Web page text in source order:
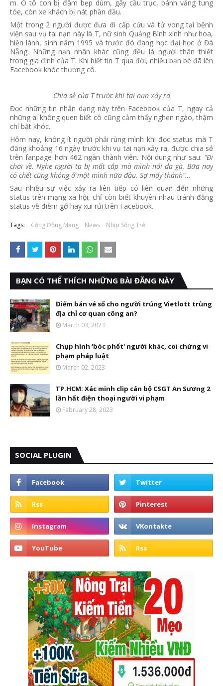
m. Ô tô con bị đâm bẹp dúm, gãy cầu trục, bánh văng tung
tóe, còn xe khách bị nát phần đầu.
Một trong 2 người được đưa đi cấp cứu và tử vong tại bệnh
viện sau vụ tai nạn này là T, nữ sinh Quảng Bình xinh như hoa,
hiền lành, sinh năm 1995 và trước đó đang học đại học ở Đà
Nẵng. Những nạn nhân khác cũng đều là người thân thiết
trong gia đình của T. Khi biết tin T qua đời, nhiều bạn bè đã lên
Facebook khóc thương cô.
Chia sẻ của T trước khi tai nạn xảy ra
Đọc những tin nhắn dạng này trên Facebook của T, ngay cả
những ai không quen biết cô cũng cảm thấy nghẹn ngào, thậm
chí bật khóc.
Hôm nay, không ít người phải rùng mình khi đọc status mà T
đăng khoảng 16 ngày trước khi vụ tai nạn xảy ra, được chia sẻ
trên fanpage hơn 462 ngàn thành viên. Nội dung như sau: “Đi
chơi về. Nghe người ta bị mất cắp mà mình nổi da gà. Bữa nay
có chết cũng không ở một mình nữa đâu. Sợ mấy thánh”…
Sau nhiều sự việc xảy ra liên tiếp có liên quan đến những
status trên mạng xã hội, chỉ còn biết khuyên nhau tránh đăng
status về điềm gở hay xui rủi trên Facebook.
Tags: Cộng Đồng Mạng News Nhịp Sống Trẻ
BẠN CÓ THỂ THÍCH NHỮNG BÀI ĐĂNG NÀY
Điểm bán vé số cho người trúng Vietlott trùng
địa chỉ cơ quan công an?
March 03, 2023
Chụp hình ‘bóc phốt' người khác, coi chừng vi
phạm pháp luật
March 02, 2023
TP.HCM: Xác minh clip cán bộ CSGT An Sương 2
lần hất điện thoại người vi phạm
February 28, 2023
SOCIAL PLUGIN